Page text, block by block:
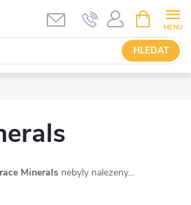
HLEDAT
NÁKUPNÍ
KOŠÍK
Minerals nebyly nalezeny...